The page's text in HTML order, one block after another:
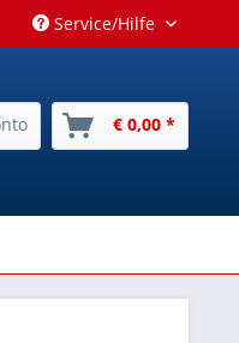
Service/Hilfe
€ 0,00 *